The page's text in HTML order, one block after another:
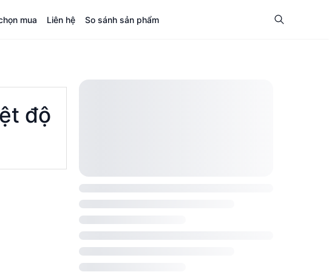
mua Liên hệ So sánh sản phẩm
độ